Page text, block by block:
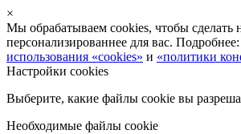
×
Мы обрабатываем cookies, чтобы сделать
персонализированнее для вас. Подробнее:
использования «cookies» и «политики
Настройки cookies
Выберите, какие файлы cookie вы
Необходимые файлы cookie